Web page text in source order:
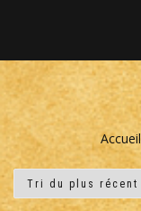
Accueil